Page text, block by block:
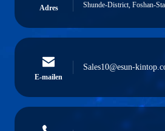
Adres
Shunde-District, Foshan-
E-mailen
Sales10@esun-